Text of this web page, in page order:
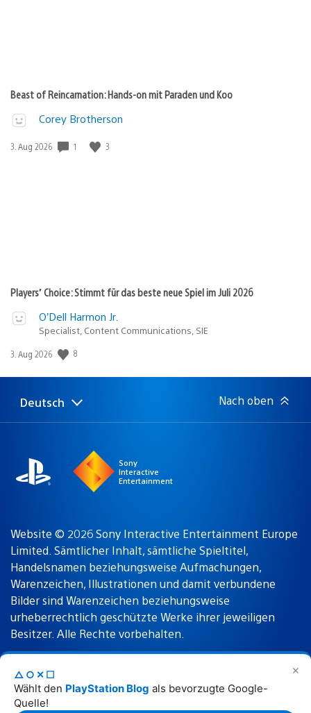
✕
△○✕☐
Wählt den PlayStation Blog als bevorzugte Google-
Quelle!
Beast of Reincarnation: Hands-on mit Paraden und Koo
Corey Brotherson
Veröffentlichungsdatum:
3. Aug 2026 1 3
Players’ Choice: Stimmt für das beste neue Spiel im Juli 2026
O’Dell Harmon Jr.
Specialist, Content Communications, SIE
Veröffentlichungsdatum:
3. Aug 2026 8
Select
Aktuelle
Deutsch Nach oben
Sony
Interactive
Entertainment
Website © 2026 Sony Interactive Entertainment Europe
Limited. Sämtlicher Inhalt, sämtliche Spieltitel,
Handelsnamen beziehungsweise Aufmachungen,
Warenzeichen, Illustrationen und damit verbundene
Bilder sind Warenzeichen beziehungsweise
urheberrechtlich geschützte Werke ihrer jeweiligen
Besitzer. Alle Rechte vorbehalten.
Nutzungsbedingungen Datenschutzrichtlinie